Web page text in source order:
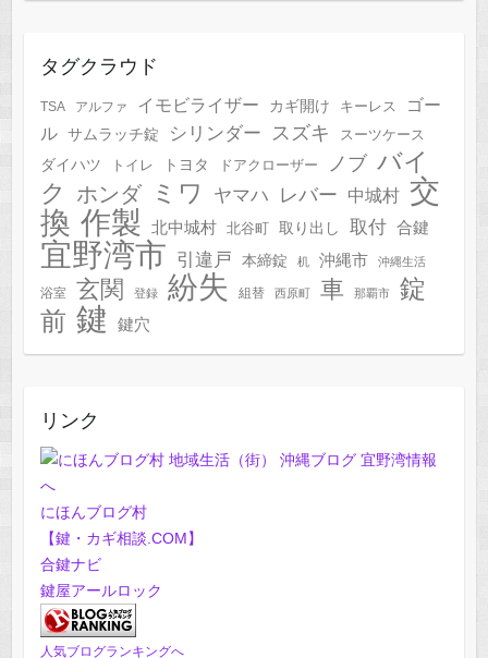
タグクラウド
TSA アルファ イモビライザー カギ開け キーレス
ゴー
ル サムラッチ錠 シリンダー スズキ
スーツケース
ダイハツ
トイレ トヨタ ドアクローザー ノブ バイ
ク
ホンダ ミワ ヤマハ レバー 中城村 交
換 作製 北中城村 北谷町 取り出し 取付 合鍵
宜野湾市 引違戸 本締錠 机 沖縄市 沖縄生活
浴室 玄関 登録 紛失 組替 西原町 車 那覇市
錠
前 鍵 鍵穴
リンク
にほんブログ村
【鍵・カギ相談.COM】
合鍵ナビ
鍵屋アールロック
人気ブログランキングへ